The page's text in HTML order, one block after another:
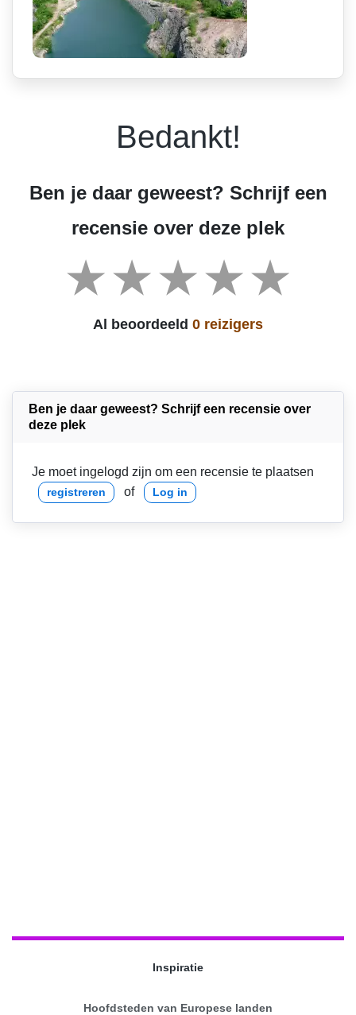
Bedankt!
Ben je daar geweest? Schrijf een
recensie over deze plek
Al beoordeeld 0 reizigers
Ben je daar geweest? Schrijf een recensie over
deze plek
Je moet ingelogd zijn om een recensie te plaatsen
registreren of Log in
Inspiratie
Hoofdsteden van Europese landen